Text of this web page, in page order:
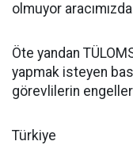
olmuyor
Öte yandan
yapmak isteyen
görevlilerin
Türkiye